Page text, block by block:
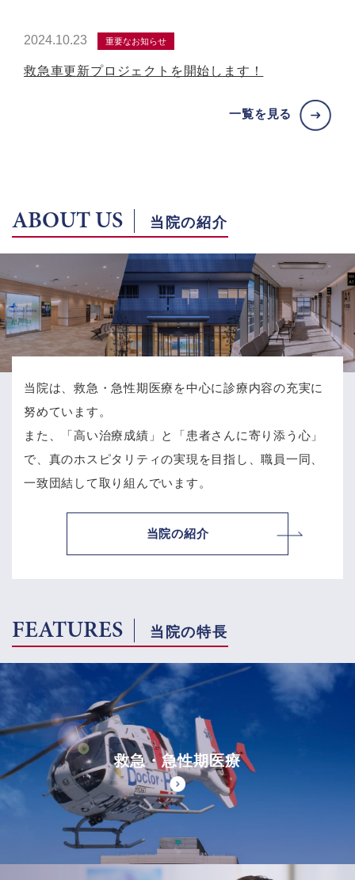
2024.10.23 重要なお知らせ
救急車更新プロジェクトを開始します！
一覧を見る
ABOUT US 当院の紹介
当院は、救急・急性期医療を中心に診療内容の充実に
努めています。
また、「高い治療成績」と「患者さんに寄り添う心」
で、 真のホスピタリティの実現を目指し、職員一同、
一致団結して取り組んでいます。
当院の紹介
FEATURES 当院の特長
救急・急性期医療